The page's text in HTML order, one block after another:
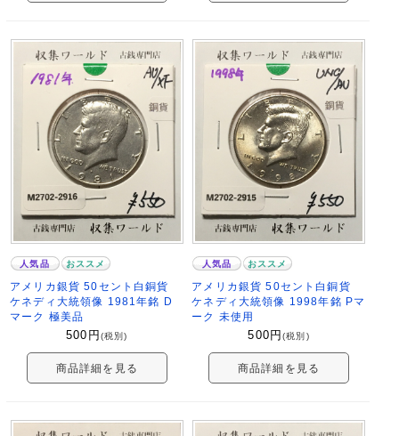
人気品 おススメ
アメリカ銀貨 50セント白銅貨
ケネディ大統領像 1981年銘 D
マーク 極美品
500 円 (税別)
商品詳細を見る
人気品 おススメ
アメリカ銀貨 50セント白銅貨
ケネディ大統領像 1998年銘 Pマ
ーク 未使用
500 円(税別)
商品詳細を見る